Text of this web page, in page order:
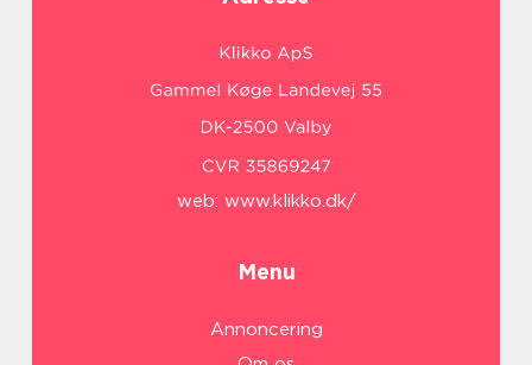
web: www.klikko.dk/
Menu
Annoncering